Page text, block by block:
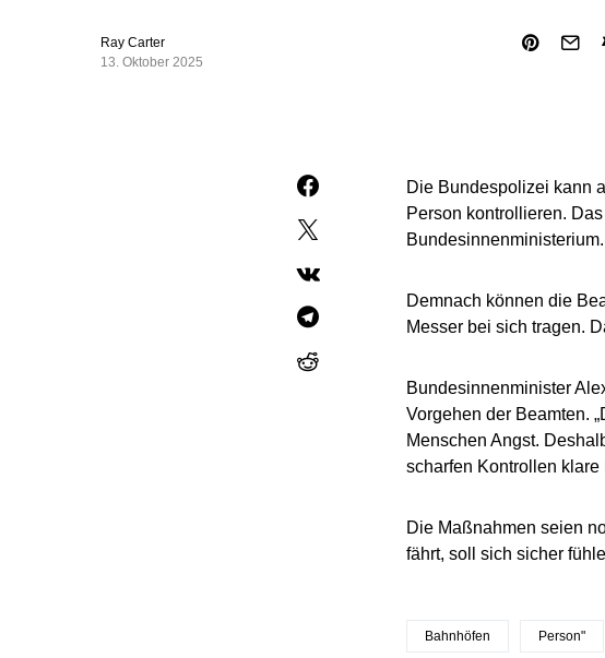
Ray Carter
13. Oktober 2025
Die Bundespolizei kann
Person kontrollieren.
Bundesinnenministerium.
Demnach können die
Messer bei sich tragen.
Bundesinnenminister
Vorgehen der Beamten.
Menschen Angst.
scharfen Kontrollen klare
Die Maßnahmen seien
fährt, soll sich sicher
Bahnhöfen Person"